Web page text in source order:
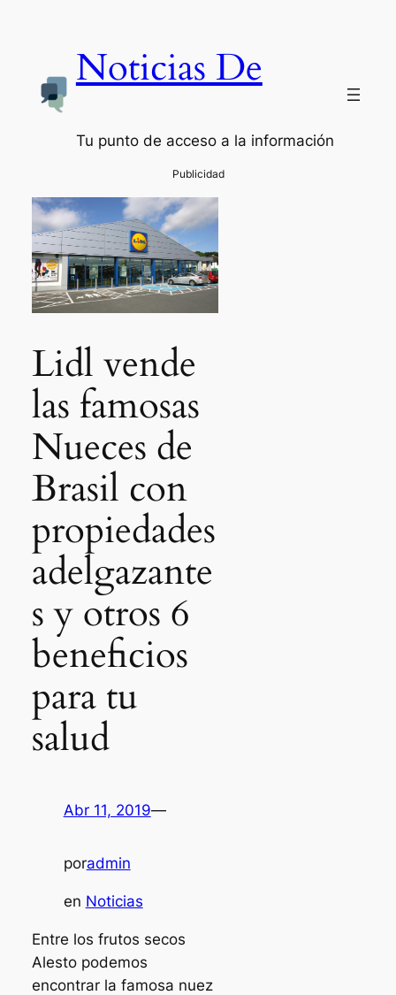
Noticias De
Tu punto de acceso a la información
Lidl vende
las famosas
Nueces de
Brasil con
propiedades
adelgazante
s y otros 6
beneficios
para tu
salud
Abr 11, 2019—
poradmin
en Noticias
Entre los frutos secos
Alesto podemos
encontrar la famosa nuez